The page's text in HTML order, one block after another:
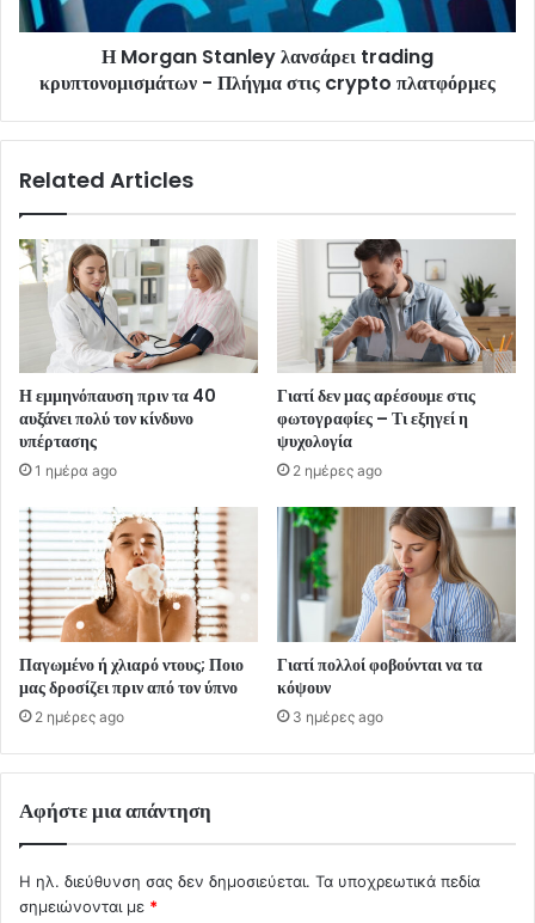
Η Morgan Stanley λανσάρει trading
κρυπτονομισμάτων - Πλήγμα στις crypto πλατφόρμες
Related Articles
Η εμμηνόπαυση πριν τα 40
αυξάνει πολύ τον κίνδυνο
υπέρτασης
1 ημέρα ago
Γιατί δεν μας αρέσουμε στις
φωτογραφίες – Τι εξηγεί η
ψυχολογία
2 ημέρες ago
Παγωμένο ή χλιαρό ντους; Ποιο
μας δροσίζει πριν από τον ύπνο
2 ημέρες ago
Γιατί πολλοί φοβούνται να τα
κόψουν
3 ημέρες ago
Αφήστε μια απάντηση
Η ηλ. διεύθυνση σας δεν δημοσιεύεται. Τα υποχρεωτικά πεδία
σημειώνονται με *